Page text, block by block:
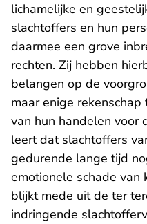
lichamelijke en
slachtoffers en hun
daarmee een grove
rechten. Zij hebben
belangen op de
maar enige
van hun handelen voor
leert dat slachtoffers
gedurende lange tijd
emotionele schade van
blijkt mede uit de ter
indringende